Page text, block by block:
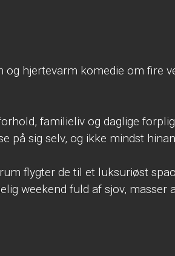
og hjertevarm komedie om fire
familieliv og daglige
på sig selv, og ikke mindst
flygter de til et luksuriøst
weekend fuld af sjov, masser